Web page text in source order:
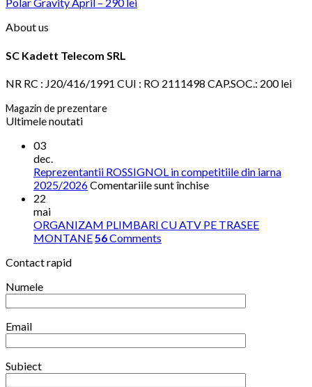
Polar Gravity April – 290 lei
About us
SC Kadett Telecom SRL
NR RC : J20/416/1991 CUI : RO 2111498 CAP.SOC.: 200 lei
Magazin de prezentare
Ultimele noutati
03
dec.
Reprezentantii ROSSIGNOL in competitiile din iarna
2025/2026Comentariile sunt închisepentru
in
22
mai
ORGANIZAM PLIMBARI CU ATV PE TRASEE
MONTANE56Comments
Contact rapid
Numele
Email
Subiect